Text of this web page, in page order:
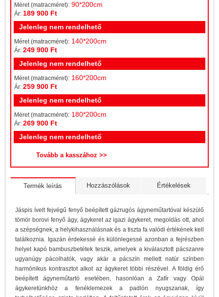
Méret (matracméret): 90*200cm
Ár: 189 900 Ft
Jelenleg nem rendelhető
Méret (matracméret): 140*200cm
Ár: 249 900 Ft
Jelenleg nem rendelhető
Méret (matracméret): 160*200cm
Ár: 259 900 Ft
Jelenleg nem rendelhető
Méret (matracméret): 180*200cm
Ár: 269 900 Ft
Jelenleg nem rendelhető
Termék leírás Hozzászólások Értékelések
Jáspis ívelt fejvégű fenyő beépített gázrugós ágyneműtartóval készülő
tömör borovi fenyő ágy, ágykeret az igazi ágykeret, megoldás ott, ahol
a szépségnek, a helykihasználásnak és a tiszta fa valódi értékének kell
találkoznia. Igazán érdekessé és különlegessé azonban a fejrészben
helyet kapó bambuszbetétek teszik, amelyek a kiválasztott pácszanre
ugyanúgy pácolhatók, vagy akár a pácszín mellett natúr színben
harmónikus kontrasztot alkot az ágykeret többi részével. A földig érő
beépített ágyneműtartó esetében, hasonlóan a Zafír vagy Opál
ágykeretünkhöz a fenéklemezek a padlón nyugszanak, így